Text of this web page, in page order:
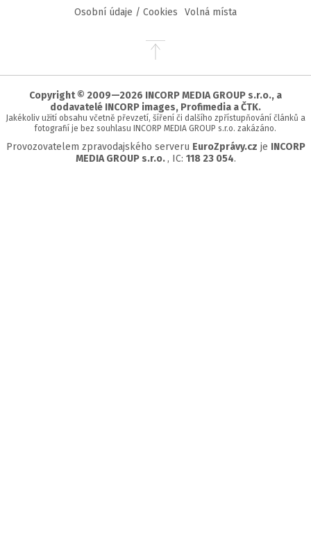
Osobní údaje / Cookies
Volná místa
Přejít
stránky
Copyright © 2009—2026 INCORP MEDIA GROUP s.r.o., a
dodavatelé INCORP images, Profimedia a ČTK.
Jakékoliv užití obsahu včetně převzetí, šíření či dalšího zpřístupňování článků a
fotografií je bez souhlasu INCORP MEDIA GROUP s.r.o. zakázáno.
Provozovatelem zpravodajského serveru EuroZprávy.cz je INCORP
MEDIA GROUP s.r.o. , IC: 118 23 054.